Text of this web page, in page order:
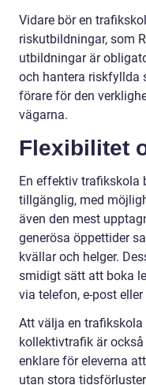
Vidare bör en
riskutbildningar, som
utbildningar är
och hantera riskfyllda
förare för den
vägarna.
Flexibilitet
En effektiv trafikskola
tillgänglig, med
även den mest
generösa öppettider
kvällar och helger.
smidigt sätt att boka
via telefon, e-post
Att välja en
kollektivtrafik är
enklare för eleverna
utan stora